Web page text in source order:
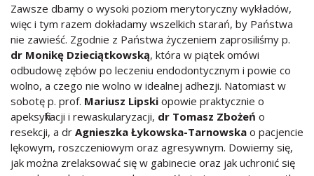
Zawsze dbamy o wysoki poziom merytoryczny wykładów,
więc i tym razem dokładamy wszelkich starań, by Państwa
nie zawieść. Zgodnie z Państwa życzeniem zaprosiliśmy p.
dr Monikę Dzieciątkowską, która w piątek omówi
odbudowę zębów po leczeniu endodontycznym i powie co
wolno, a czego nie wolno w idealnej adhezji. Natomiast w
sobotę p. prof. Mariusz Lipski opowie praktycznie o
apeksyfikacji i rewaskularyzacji, dr Tomasz Zbożeń o
resekcji, a dr Agnieszka Łykowska-Tarnowska o pacjencie
lękowym, roszczeniowym oraz agresywnym. Dowiemy się,
jak można zrelaksować się w gabinecie oraz jak uchronić się